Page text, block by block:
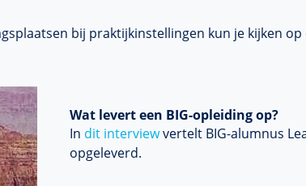
bij praktijkinstellingen kun je kijken op
Wat levert een BIG-opleiding op?
In dit interviewvertelt BIG-alumnus
opgeleverd.